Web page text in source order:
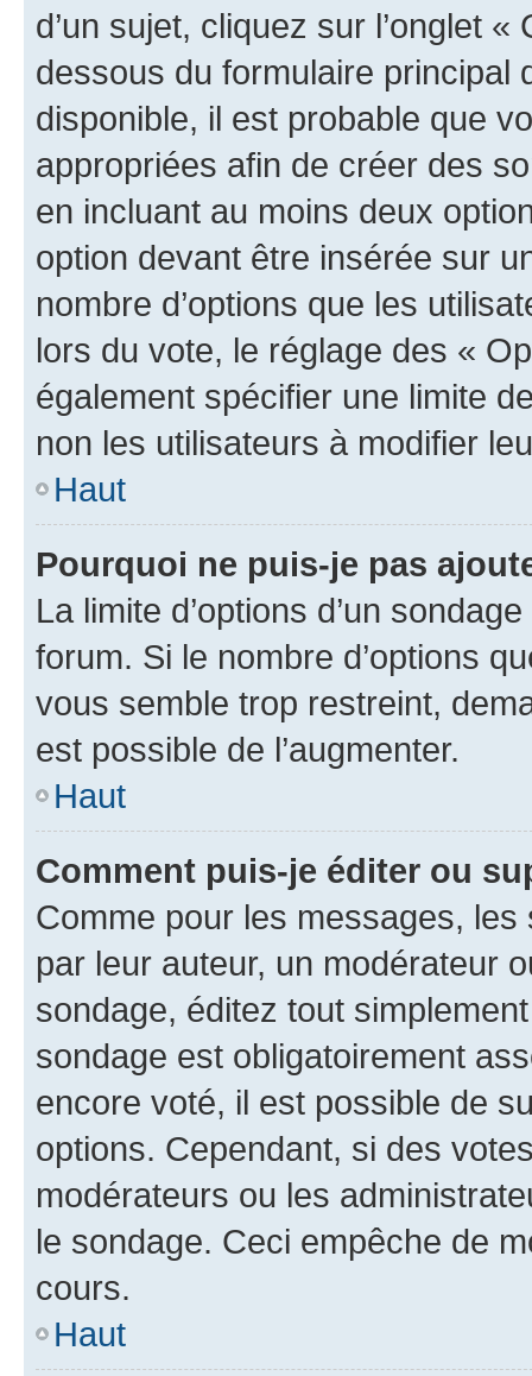
d’un sujet, cliquez sur l’onglet
dessous du formulaire principal
disponible, il est probable que
appropriées afin de créer des
en incluant au moins deux
option devant être insérée sur
nombre d’options que les
lors du vote, le réglage des «
également spécifier une limite
non les utilisateurs à modifier
Haut
Pourquoi ne puis-je pas
La limite d’options d’un
forum. Si le nombre d’options
vous semble trop restreint,
est possible de l’augmenter.
Haut
Comment puis-je éditer ou
Comme pour les messages,
par leur auteur, un modérateur
sondage, éditez tout
sondage est obligatoirement
encore voté, il est possible de
options. Cependant, si des
modérateurs ou les
le sondage. Ceci empêche de
cours.
Haut